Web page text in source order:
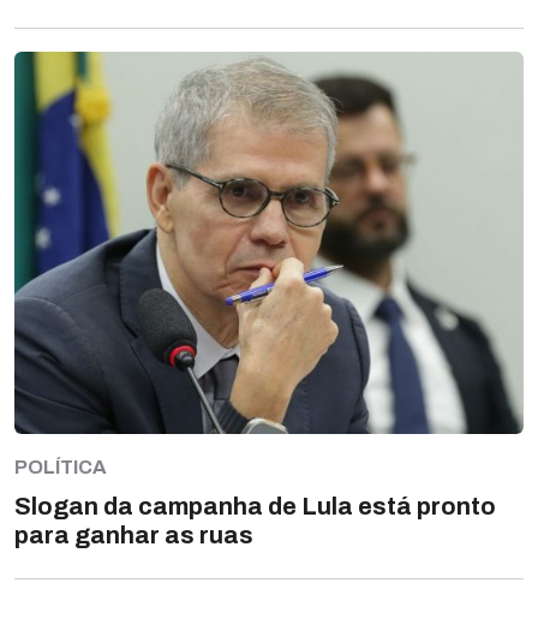
POLÍTICA
Slogan da campanha de Lula está pronto
para ganhar as ruas